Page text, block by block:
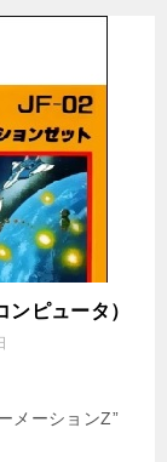
ンピュータ）
メーションZ”